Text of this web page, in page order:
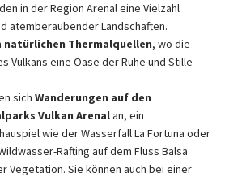
in der Region Arenal eine Vielzahl
atemberaubender Landschaften.
natürlichen Thermalquellen, wo die
Vulkans eine Oase der Ruhe und Stille
sich Wanderungen auf den
Vulkan Arenalan, ein
wie der Wasserfall La Fortuna oder
Rafting auf dem Fluss Balsa
Vegetation. Sie können auch bei einer